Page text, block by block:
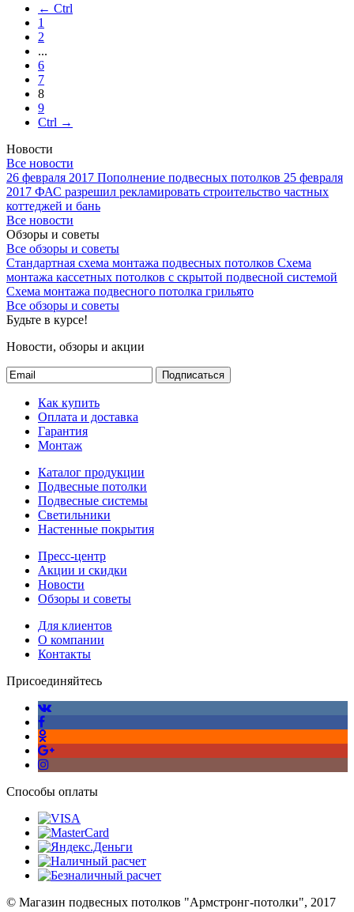
← Ctrl
1
2
...
6
7
8
9
Ctrl →
Новости
Все новости
26 февраля 2017 Пополнение подвесных потолков 25 февраля
2017 ФАС разрешил рекламировать строительство частных
коттеджей и бань
Все новости
Обзоры и советы
Все обзоры и советы
Стандартная схема монтажа подвесных потолков Схема
монтажа кассетных потолков с скрытой подвесной системой
Схема монтажа подвесного потолка грильято
Все обзоры и советы
Будьте в курсе!
Новости, обзоры и акции
Подписаться
Как купить
Оплата и доставка
Гарантия
Монтаж
Каталог продукции
Подвесные потолки
Подвесные системы
Светильники
Настенные покрытия
Пресс-центр
Акции и скидки
Новости
Обзоры и советы
Для клиентов
О компании
Контакты
Присоединяйтесь
Способы оплаты
© Магазин подвесных потолков "Армстронг-потолки", 2017